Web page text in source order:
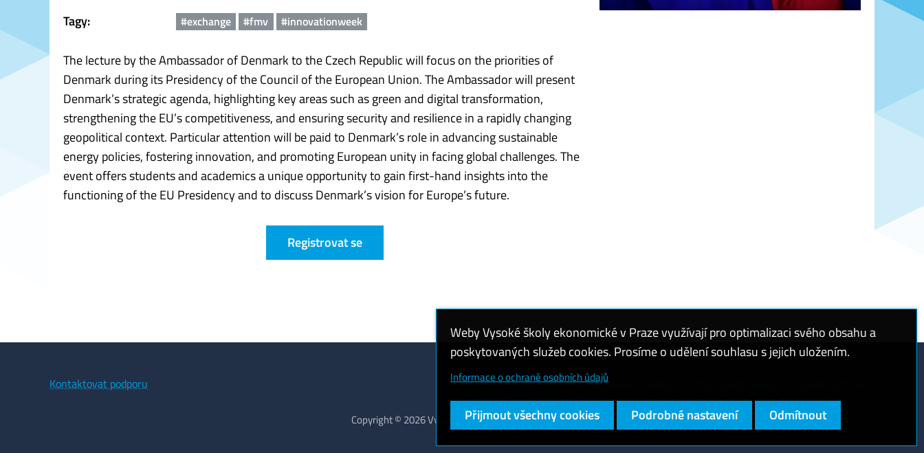
Tagy:
#exchange #fmv #innovationweek
The lecture by the Ambassador of Denmark to the Czech Republic will focus on the priorities of
Denmark during its Presidency of the Council of the European Union. The Ambassador will present
Denmark’s strategic agenda, highlighting key areas such as green and digital transformation,
strengthening the EU’s competitiveness, and ensuring security and resilience in a rapidly changing
geopolitical context. Particular attention will be paid to Denmark’s role in advancing sustainable
energy policies, fostering innovation, and promoting European unity in facing global challenges. The
event offers students and academics a unique opportunity to gain first-hand insights into the
functioning of the EU Presidency and to discuss Denmark’s vision for Europe’s future.
Registrovat se
Kontaktovat podporu Nastavení cookies
Copyright © 2026 Vysoká škola ekonomická v Praze
Weby Vysoké školy ekonomické v Praze využívají pro optimalizaci svého obsahu a
poskytovaných služeb cookies. Prosíme o udělení souhlasu s jejich uložením.
Informace o ochraně osobních údajů
Přijmout všechny cookies Podrobné nastavení Odmítnout